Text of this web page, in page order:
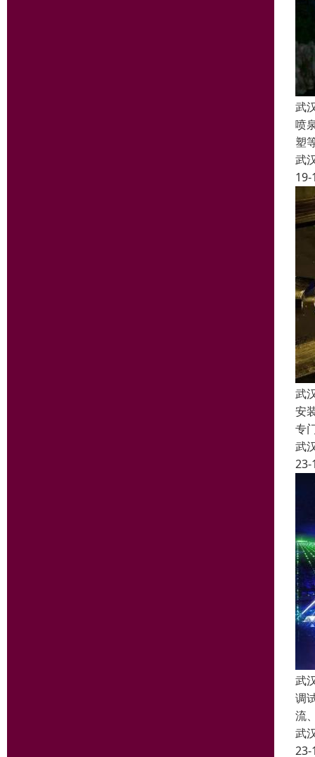
武
喷
塑
武
19-
武
安
专
武
23-
武
调
流
武
23-